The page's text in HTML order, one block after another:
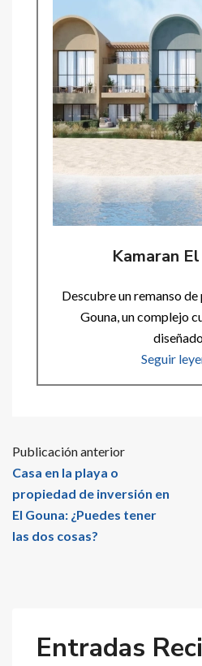
Kamaran
Descubre un remanso de
Gouna, un complejo
Seguir
Publicación anterior
Casa en la playa o
propiedad de inversión en
El Gouna: ¿Puedes tener
las dos cosas?
Entradas